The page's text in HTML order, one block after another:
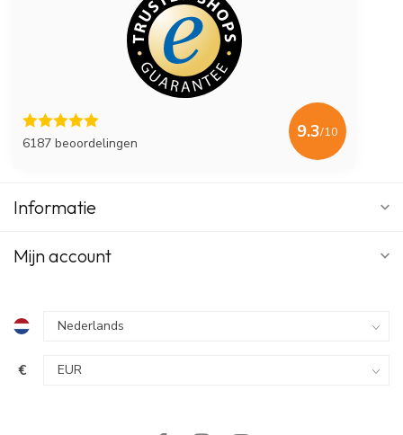
6187 beoordelingen
9.3/10
Informatie
Mijn account
€